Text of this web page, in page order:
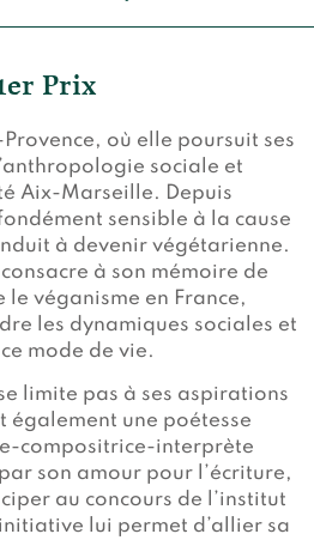
Prix
où elle poursuit ses
sociale et
Aix-Marseille. Depuis
sensible à la cause
à devenir végétarienne.
à son mémoire de
le véganisme en France,
les dynamiques sociales et
mode de vie.
limite pas à ses aspirations
également une poétesse
compositrice-interprète
son amour pour l’écriture,
au concours de l’institut
lui permet d’allier sa